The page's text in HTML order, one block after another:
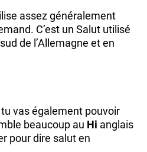
assez généralement
C’est un Salut utilisé
de l’Allemagne et en
vas également pouvoir
beaucoup au Hi anglais
pour dire salut en